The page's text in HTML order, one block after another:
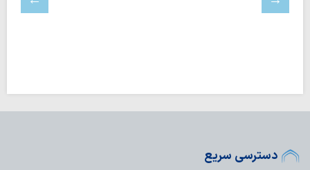
دسترسی سریع